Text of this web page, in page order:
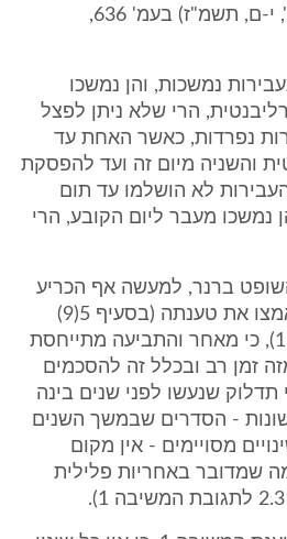
הפלילית" (פלר (חלק ב', י-ם, תשמ"ז) בעמ' 636,
נמשכות, והן נמשכו
הרי שלא ניתן לפצל
נפרדות, כאשר האחת עד
והשניה מיום זה ועד להפסקת
לא הושלמו עד תום
נמשכו מעבר ליום הקובע, הרי
המשיבה 1, השופט ברנר, למעשה אף הכריע
בשאלת ההתיישנות, באמצו את טענתה (בסעיף 5(9)
להחלטה בהמ' 1188/94), כי מאחר והתביעה מתייחסת
זמן רב ובכלל זה להסכמים
שנעשו לפני שנים בינה
- הסדרים שבמשך השנים
מסויימים - אין מקום
שמדובר באחריות פלילית